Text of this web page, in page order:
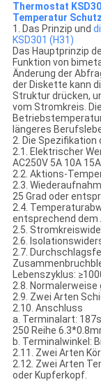
Thermostat
Temperatur Schutz
1. Das Prinzip und
KSD301 (H31)
Das Hauptprinzip
Funktion von
Änderung der
der Diskette kann
Struktur drücken,
vom Stromkreis.
längeres
2. Die Spezifikation
2.1. Elektrischer
AC250V 5A 10A
2.2. Aktions-
2.3.
25 Grad oder
2.4.
entsprechend dem
2.5.
2.6.
2.7.
Lebenszyklus:
2.8.
2.9. Zwei Arten
2.10. Anschluss
a. Terminalart:
250 Reihe
b. Terminalwinkel:
2.11. Zwei Arten
2.12. Zwei Arten
oder Kupferkopf.